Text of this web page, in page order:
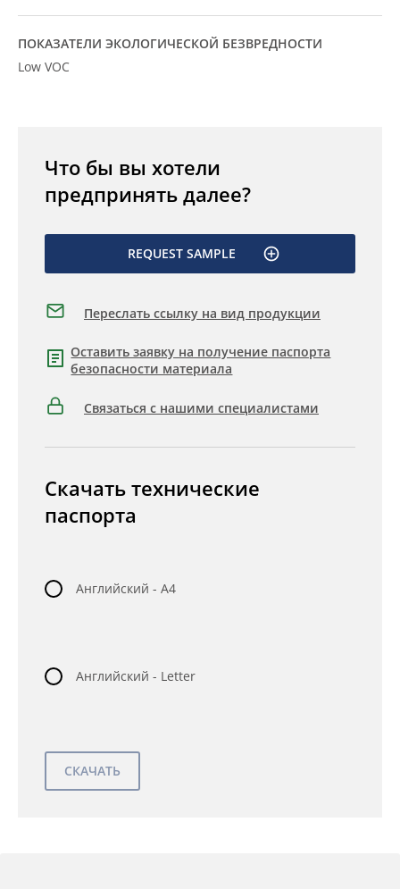
ПОКАЗАТЕЛИ ЭКОЛОГИЧЕСКОЙ БЕЗВРЕДНОСТИ
Low VOC
Что бы вы хотели
предпринять далее?
REQUEST SAMPLE
Переслать ссылку на вид продукции
Оставить заявку на получение паспорта
безопасности материала
Связаться с нашими специалистами
Скачать технические
паспорта
Английский - A4
Английский - Letter